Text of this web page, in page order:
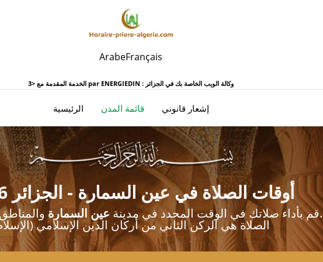
ArabeFrançais
الخدمة المقدمة مع <3 par ENERGIEDIN : وكالة الويب الخاصة بك في الجزائر
الرئيسية قائمة المدن إشعار قانوني
أوقات الصلاة في عين السمارة - الجزائر 2026
قم بأداء صلاتك في الوقت المحدد في مدينة عين السمارة والمناطق المحيطة بها.
الصلاة هي الركن الثاني من أركان الدين الإسلامي